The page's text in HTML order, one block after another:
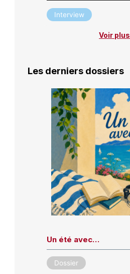
Interview
Voir plus
Les derniers dossiers
Un été avec…
Dossier